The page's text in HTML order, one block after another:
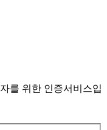
를 위한 인증서비스입